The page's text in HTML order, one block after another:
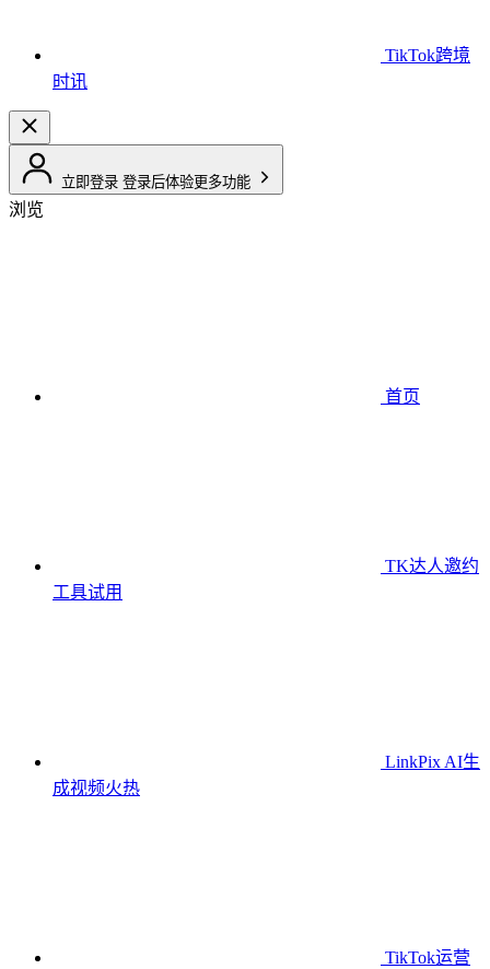
TikTok跨境
时讯
立即登录 登录后体验更多功能
浏览
首页
TK达人邀约
工具试用
LinkPix AI生
成视频火热
TikTok运营